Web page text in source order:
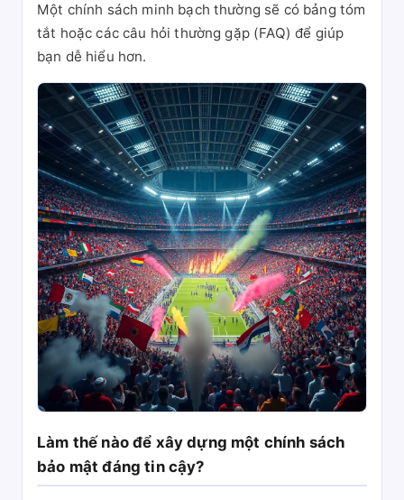
Một chính sách minh bạch thường sẽ có bảng tóm
tắt hoặc các câu hỏi thường gặp (FAQ) để giúp
bạn dễ hiểu hơn.
Làm thế nào để xây dựng một chính sách
bảo mật đáng tin cậy?